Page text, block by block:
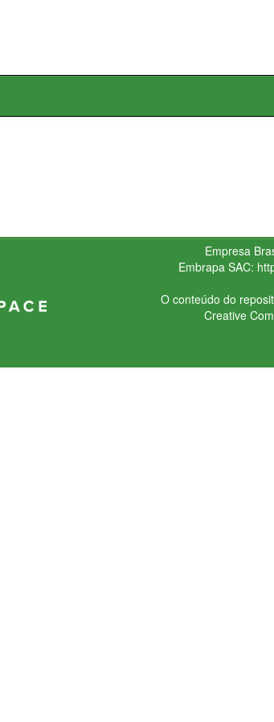
Empresa
Embrapa SAC:
O conteúdo do
Creative